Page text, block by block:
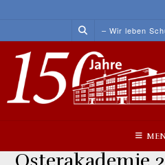
content
– Wir leben